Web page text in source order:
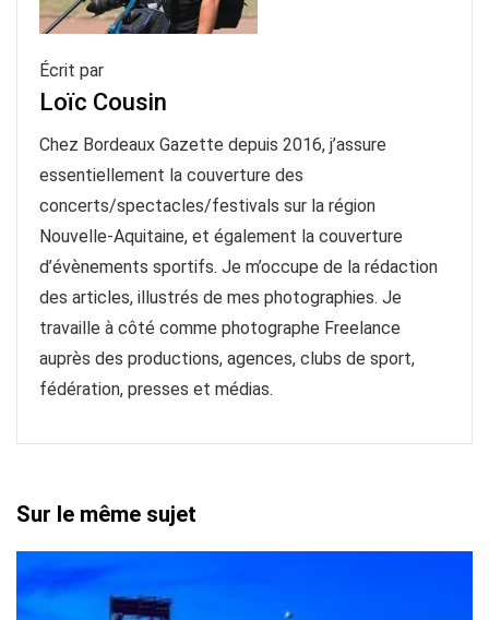
Écrit par
Loïc Cousin
Chez Bordeaux Gazette depuis 2016, j’assure
essentiellement la couverture des
concerts/spectacles/festivals sur la région
Nouvelle-Aquitaine, et également la couverture
d’évènements sportifs. Je m’occupe de la rédaction
des articles, illustrés de mes photographies. Je
travaille à côté comme photographe Freelance
auprès des productions, agences, clubs de sport,
fédération, presses et médias.
Sur le même sujet